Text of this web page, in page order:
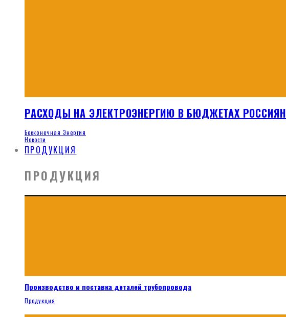
РАСХОДЫ НА ЭЛЕКТРОЭНЕРГИЮ В БЮДЖЕТАХ РОССИЯН
Бесконечная Энергия
Новости
ПРОДУКЦИЯ
ПРОДУКЦИЯ
Производство и поставка деталей трубопровода
Продукция